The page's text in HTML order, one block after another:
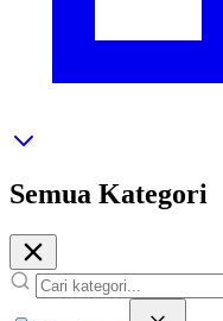
Semua Kategori